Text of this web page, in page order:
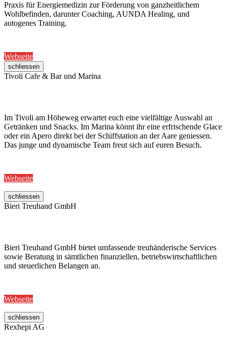
Praxis für Energiemedizin zur Förderung von ganzheitlichem
Wohlbefinden, darunter Coaching, AUNDA Healing, und
autogenes Training.
Webseite
schliessen
Tivoli Cafe & Bar und Marina
Im Tivoli am Höheweg erwartet euch eine vielfältige Auswahl an
Getränken und Snacks. Im Marina könnt ihr eine erfrischende Glace
oder ein Apero direkt bei der Schiffstation an der Aare geniessen.
Das junge und dynamische Team freut sich auf euren Besuch.
Webseite
schliessen
Bieri Treuhand GmbH
Bieri Treuhand GmbH bietet umfassende treuhänderische Services
sowie Beratung in sämtlichen finanziellen, betriebswirtschaftlichen
und steuerlichen Belangen an.
Webseite
schliessen
Rexhepi AG